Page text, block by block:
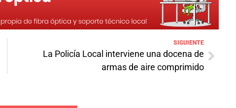
SIGUIENTE
La Policía Local interviene una docena de
armas de aire comprimido